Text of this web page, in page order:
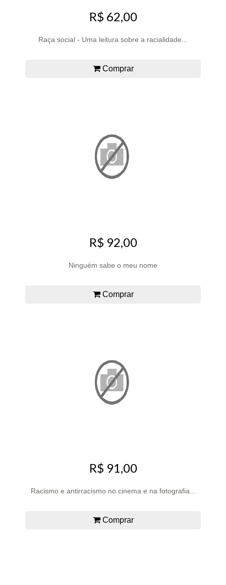
R$ 62,00
Raça social - Uma leitura sobre a racialidade...
Comprar
R$ 92,00
Ninguém sabe o meu nome
Comprar
R$ 91,00
Racismo e antirracismo no cinema e na fotografia...
Comprar